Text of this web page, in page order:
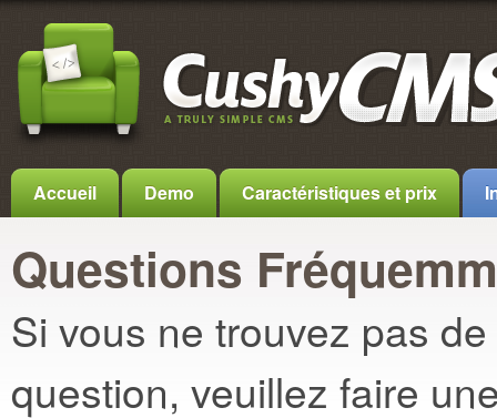
Accueil Demo Caractéristiques et prix
Questions
Si vous ne trouvez pas
question, veuillez faire